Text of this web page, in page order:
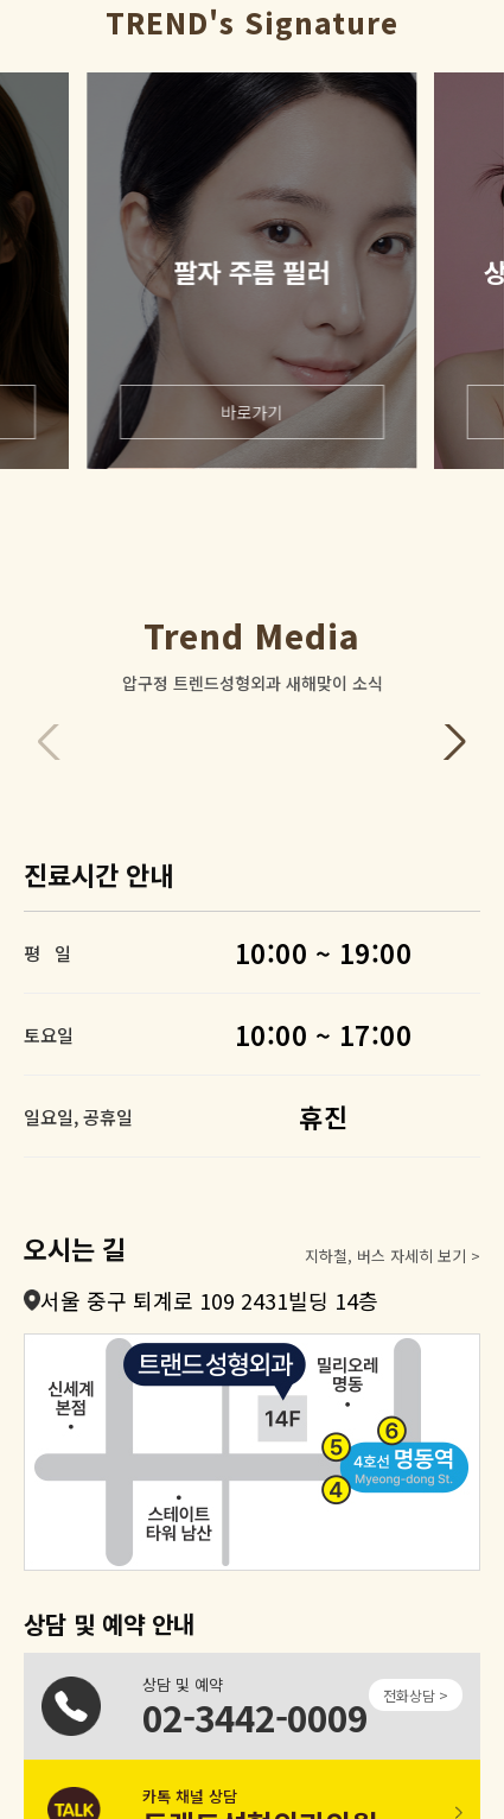
TREND's Signature
팔자 주름 필러
바로가기
Trend Media
압구정 트렌드성형외과 새해맞이 소식
보실 수 있습니다.
진료시간 안내
평 일 10:00 ~ 19:00
토요일 10:00 ~ 17:00
일요일, 공휴일 휴진
오시는 길 지하철, 버스 자세히 보기 >
서울 중구 퇴계로 109 2431빌딩 14층
상담 및 예약 안내
상담 및 예약
02-3442-0009 전화상담 >
카톡 채널 상담